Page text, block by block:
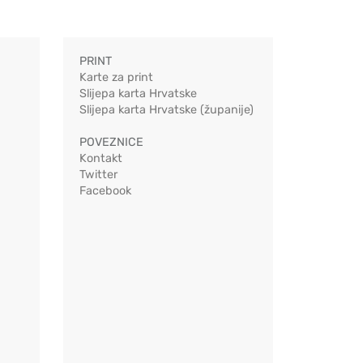
PRINT
Karte za print
Slijepa karta Hrvatske
Slijepa karta Hrvatske (županije)
POVEZNICE
Kontakt
Twitter
Facebook